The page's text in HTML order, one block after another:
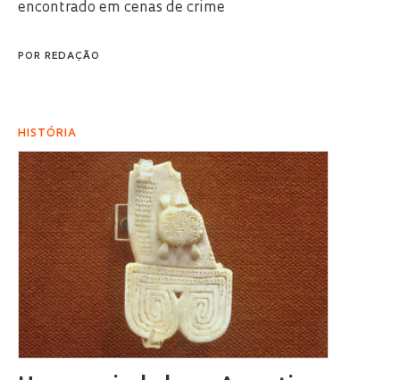
encontrado em cenas de crime
POR REDAÇÃO
HISTÓRIA